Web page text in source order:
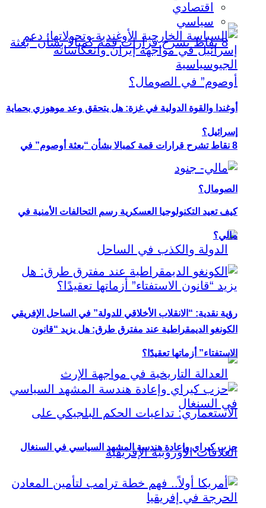
8 نقاط تشرح قرارات قمة كمبالا بشأن “بعثة أوصوم” في
الصومال؟
رؤية نقدية: “الانقلاب الأخلاقي للدولة” في الساحل الإفريقي
اقتصادي
سياسي
أوغندا والقوة الدولية في غزة: هل يتحقق وعد موهوزي بحماية
إسرائيل؟
كيف تعيد التكنولوجيا العسكرية رسم التحالفات الأمنية في
مالي؟
الكونغو الديمقراطية عند مفترق طرق: هل يزيد “قانون
الاستفتاء” أزماتها تعقيدًا؟
حزب كيراي وإعادة هندسة المشهد السياسي في السنغال